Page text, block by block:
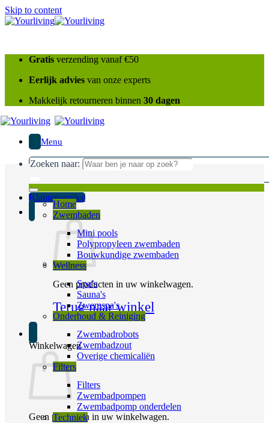
Skip to content
Gratis verzending vanaf €50
Eerlijk advies van onze experts
Makkelijk retourneren binnen 30 dagen
Menu
Zoeken naar:
Klantenservice
Geen producten in uw winkelwagen.
Terug naar winkel
Winkelwagen
Geen producten in uw winkelwagen.
Home
Zwembaden
Mini pools
Polypropyleen zwembaden
Bouwkundige zwembaden
Wellness
Spa’s
Sauna's
Zwemspa's
Onderhoud & Reiniging
Zwembadrobots
Zwembadzout
Overige chemicaliën
Filters
Filters
Zwembadpompen
Zwembadpomp onderdelen
Techniek